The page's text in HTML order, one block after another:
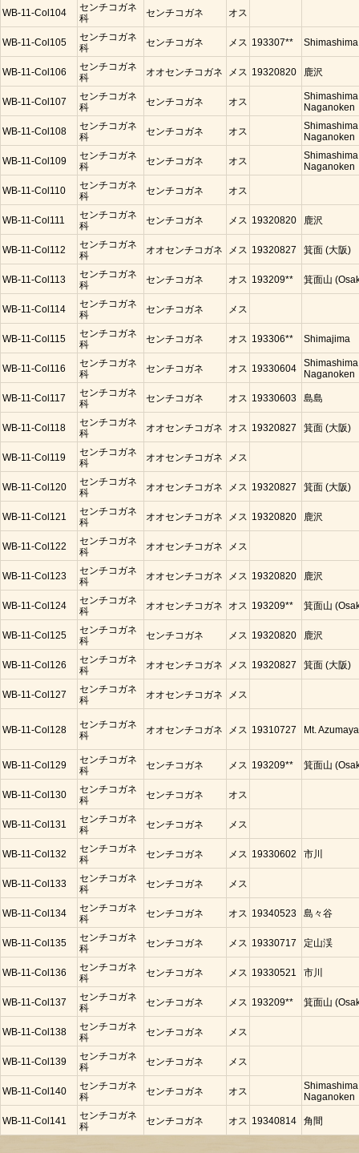
WB-11-Col104
センチコガネ
科
センチコガネ オス
WB-11-Col105
センチコガネ
科
センチコガネ メス 193307** Shimashima
WB-11-Col106
センチコガネ
科
オオセンチコガネ メス 19320820 鹿沢
WB-11-Col107
センチコガネ
科
センチコガネ オス
Shimashima
Naganoken
WB-11-Col108
センチコガネ
科
センチコガネ オス
Shimashima
Naganoken
WB-11-Col109
センチコガネ
科
センチコガネ オス
Shimashima
Naganoken
WB-11-Col110
センチコガネ
科
センチコガネ オス
WB-11-Col111
センチコガネ
科
センチコガネ メス 19320820 鹿沢
WB-11-Col112
センチコガネ
科
オオセンチコガネ メス 19320827 箕面 (大阪)
WB-11-Col113
センチコガネ
科
センチコガネ オス 193209** 箕面山
WB-11-Col114
センチコガネ
科
センチコガネ メス
WB-11-Col115
センチコガネ
科
センチコガネ オス 193306** Shimajima
WB-11-Col116
センチコガネ
科
センチコガネ オス 19330604
Shimashima
Naganoken
WB-11-Col117
センチコガネ
科
センチコガネ オス 19330603 島島
WB-11-Col118
センチコガネ
科
オオセンチコガネ オス 19320827 箕面 (大阪)
WB-11-Col119
センチコガネ
科
オオセンチコガネ メス
WB-11-Col120
センチコガネ
科
オオセンチコガネ メス 19320827 箕面 (大阪)
WB-11-Col121
センチコガネ
科
オオセンチコガネ メス 19320820 鹿沢
WB-11-Col122
センチコガネ
科
オオセンチコガネ メス
WB-11-Col123
センチコガネ
科
オオセンチコガネ メス 19320820 鹿沢
WB-11-Col124
センチコガネ
科
オオセンチコガネ オス 193209** 箕面山
WB-11-Col125
センチコガネ
科
センチコガネ メス 19320820 鹿沢
WB-11-Col126
センチコガネ
科
オオセンチコガネ メス 19320827 箕面 (大阪)
WB-11-Col127
センチコガネ
科
オオセンチコガネ メス
WB-11-Col128
センチコガネ
科
オオセンチコガネ メス 19310727 Mt. Azumaya
WB-11-Col129
センチコガネ
科
センチコガネ メス 193209** 箕面山
WB-11-Col130
センチコガネ
科
センチコガネ オス
WB-11-Col131
センチコガネ
科
センチコガネ メス
WB-11-Col132
センチコガネ
科
センチコガネ メス 19330602 市川
WB-11-Col133
センチコガネ
科
センチコガネ メス
WB-11-Col134
センチコガネ
科
センチコガネ オス 19340523 島々谷
WB-11-Col135
センチコガネ
科
センチコガネ メス 19330717 定山渓
WB-11-Col136
センチコガネ
科
センチコガネ メス 19330521 市川
WB-11-Col137
センチコガネ
科
センチコガネ メス 193209** 箕面山
WB-11-Col138
センチコガネ
科
センチコガネ メス
WB-11-Col139
センチコガネ
科
センチコガネ メス
WB-11-Col140
センチコガネ
科
センチコガネ オス
Shimashima
Naganoken
WB-11-Col141
センチコガネ
科
センチコガネ オス 19340814 角間